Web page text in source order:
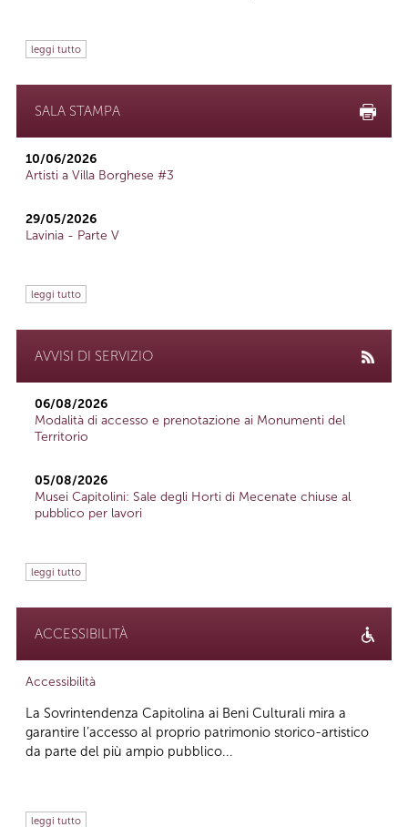
leggi tutto
SALA STAMPA
10/06/2026
Artisti a Villa Borghese #3
29/05/2026
Lavinia - Parte V
leggi tutto
AVVISI DI SERVIZIO
06/08/2026
Modalità di accesso e prenotazione ai Monumenti del
Territorio
05/08/2026
Musei Capitolini: Sale degli Horti di Mecenate chiuse al
pubblico per lavori
leggi tutto
ACCESSIBILITÀ
Accessibilità
La Sovrintendenza Capitolina ai Beni Culturali mira a
garantire l’accesso al proprio patrimonio storico-artistico
da parte del più ampio pubblico...
leggi tutto